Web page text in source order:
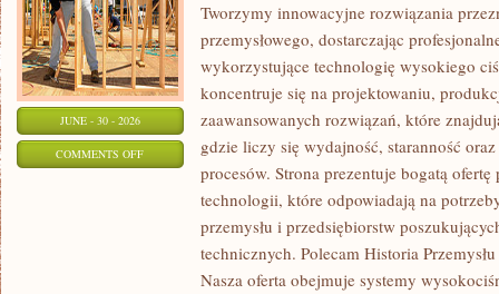
JUNE - 30 - 2026
COMMENTS OFFON
ENERGETYKA
Tworzymy innowacyjne rozwiązania
przemysłowego, dostarczając
wykorzystujące technologię wysokiego
koncentruje się na projektowaniu,
zaawansowanych rozwiązań, które
gdzie liczy się wydajność, staranność
procesów. Strona prezentuje bogatą ofertę
technologii, które odpowiadają na
przemysłu i przedsiębiorstw
technicznych. Polecam Historia
Nasza oferta obejmuje systemy